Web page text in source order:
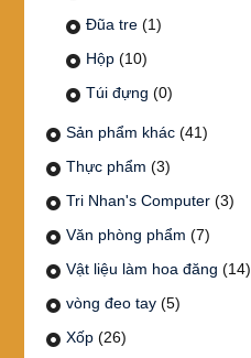
Đũa tre (1)
Hộp (10)
Túi đựng (0)
Sản phẩm khác (41)
Thực phẩm (3)
Tri Nhan's Computer (3)
Văn phòng phẩm (7)
Vật liệu làm hoa đăng (14)
vòng đeo tay (5)
Xốp (26)